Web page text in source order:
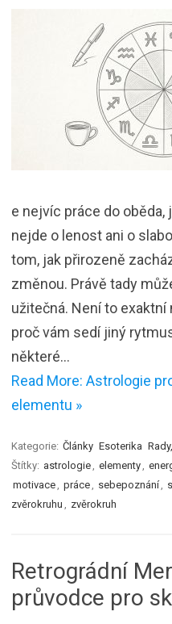
e nejvíc práce do oběda,
nejde o lenost ani o
tom, jak přirozeně
změnou. Právě tady
užitečná. Není to exaktní
proč vám sedí jiný
některé…
Read More: Astrologie
elementu »
Kategorie: Články Esoterika
Štítky: astrologie elementy
motivace
práce sebepoznání
zvěrokruhu
zvěrokruh
Retrográdní
průvodce pro